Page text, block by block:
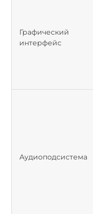
Графический
интерфейс
Аудиоподсистема